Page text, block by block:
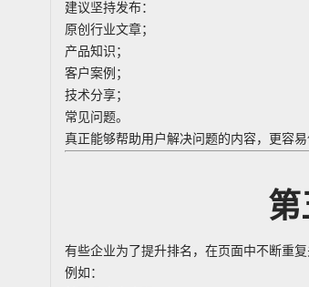
建议坚持发布：
原创行业文章；
产品知识；
客户案例；
技术分享；
常见问题。
真正能够帮助用户解决问题的内容，更容易
第
有些企业为了提升排名，在页面中不断重复
例如：